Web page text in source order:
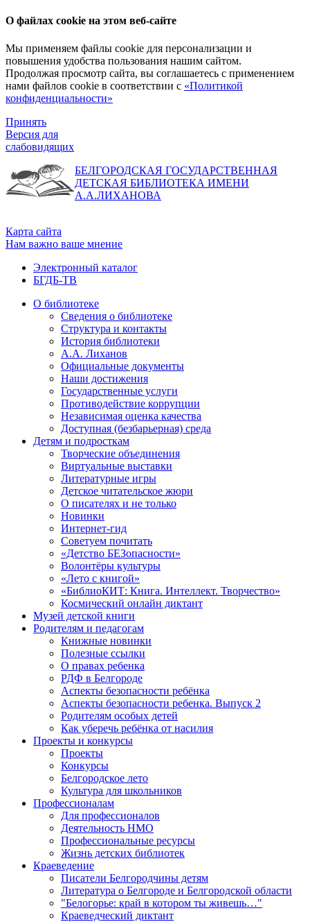
О файлах cookie на этом веб-сайте
Мы применяем файлы cookie для персонализации и
повышения удобства пользования нашим сайтом.
Продолжая просмотр сайта, вы соглашаетесь с применением
нами файлов cookie в соответствии с «Политикой
конфиденциальности»
Принять
Версия для
слабовидящих
БЕЛГОРОДСКАЯ ГОСУДАРСТВЕННАЯ
ДЕТСКАЯ БИБЛИОТЕКА ИМЕНИ
А.А.ЛИХАНОВА
Карта сайта
Нам важно ваше мнение
Электронный каталог
БГДБ-ТВ
О библиотеке
Сведения о библиотеке
Структура и контакты
История библиотеки
А.А. Лиханов
Официальные документы
Наши достижения
Государственные услуги
Противодействие коррупции
Независимая оценка качества
Доступная (безбарьерная) среда
Детям и подросткам
Творческие объединения
Виртуальные выставки
Литературные игры
Детское читательское жюри
О писателях и не только
Новинки
Интернет-гид
Советуем почитать
«Детство БЕЗопасности»
Волонтёры культуры
«Лето с книгой»
«БиблиоКИТ: Книга. Интеллект. Творчество»
Космический онлайн диктант
Музей детской книги
Родителям и педагогам
Книжные новинки
Полезные ссылки
О правах ребенка
РДФ в Белгороде
Аспекты безопасности ребёнка
Аспекты безопасности ребенка. Выпуск 2
Родителям особых детей
Как уберечь ребёнка от насилия
Проекты и конкурсы
Проекты
Конкурсы
Белгородское лето
Культура для школьников
Профессионалам
Для профессионалов
Деятельность НМО
Профессиональные ресурсы
Жизнь детских библиотек
Краеведение
Писатели Белгородчины детям
Литература о Белгороде и Белгородской области
"Белогорье: край в котором ты живешь…"
Краеведческий диктант